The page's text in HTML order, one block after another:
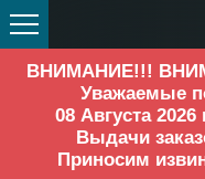
ВНИМАНИЕ!!!
Уважаемые
08 Августа
Выдачи
Приносим